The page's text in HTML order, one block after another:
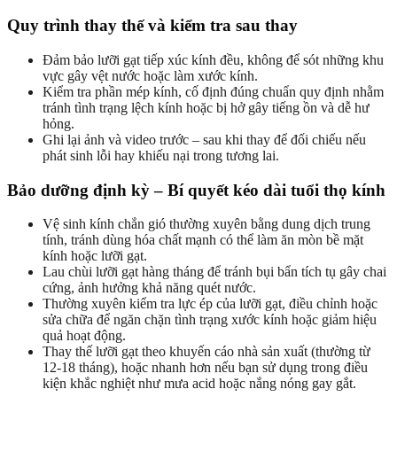
Quy trình thay thế và kiểm tra sau thay
Đảm bảo lưỡi gạt tiếp xúc kính đều, không để sót những khu
vực gây vệt nước hoặc làm xước kính.
Kiểm tra phần mép kính, cố định đúng chuẩn quy định nhằm
tránh tình trạng lệch kính hoặc bị hở gây tiếng ồn và dễ hư
hỏng.
Ghi lại ảnh và video trước – sau khi thay để đối chiếu nếu
phát sinh lỗi hay khiếu nại trong tương lai.
Bảo dưỡng định kỳ – Bí quyết kéo dài tuổi thọ kính
Vệ sinh kính chắn gió thường xuyên bằng dung dịch trung
tính, tránh dùng hóa chất mạnh có thể làm ăn mòn bề mặt
kính hoặc lưỡi gạt.
Lau chùi lưỡi gạt hàng tháng để tránh bụi bẩn tích tụ gây chai
cứng, ảnh hưởng khả năng quét nước.
Thường xuyên kiểm tra lực ép của lưỡi gạt, điều chỉnh hoặc
sửa chữa để ngăn chặn tình trạng xước kính hoặc giảm hiệu
quả hoạt động.
Thay thế lưỡi gạt theo khuyến cáo nhà sản xuất (thường từ
12-18 tháng), hoặc nhanh hơn nếu bạn sử dụng trong điều
kiện khắc nghiệt như mưa acid hoặc nắng nóng gay gắt.